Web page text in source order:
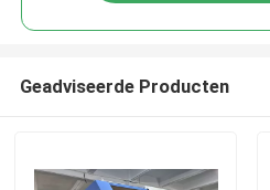
Geadviseerde Producten